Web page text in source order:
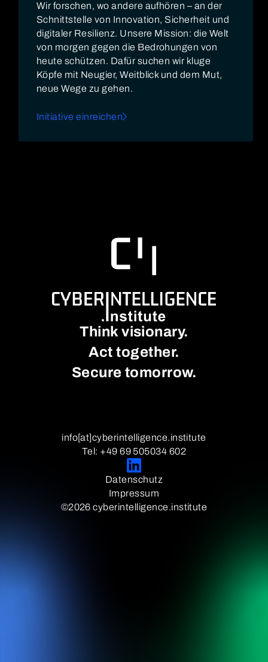
Wir forschen, wo andere aufhören – an der
Schnittstelle von Innovation, Sicherheit und
digitaler Resilienz. Unsere Mission: die Welt
von morgen gegen die Bedrohungen von
heute schützen. Dafür suchen wir kluge
Köpfe mit Neugier, Weitblick und dem Mut,
neue Wege zu gehen.
Initiative einreichen
Think visionary.
Act together.
Secure tomorrow.
©2026 cyberintelligence.institute
Impressum
Datenschutz
Tel: +49 69 505034 602
info[at]cyberintelligence.institute